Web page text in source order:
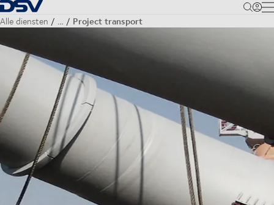
Terug naar startpagina
Alle diensten … Project transport